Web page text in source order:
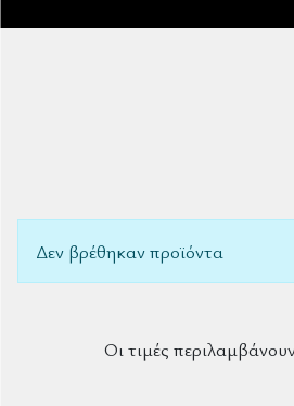
Δεν βρέθηκαν προϊόντα
Οι τιμές